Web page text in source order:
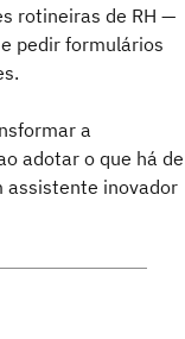
rotineiras de RH —
pedir formulários
a
adotar o que há de
assistente inovador